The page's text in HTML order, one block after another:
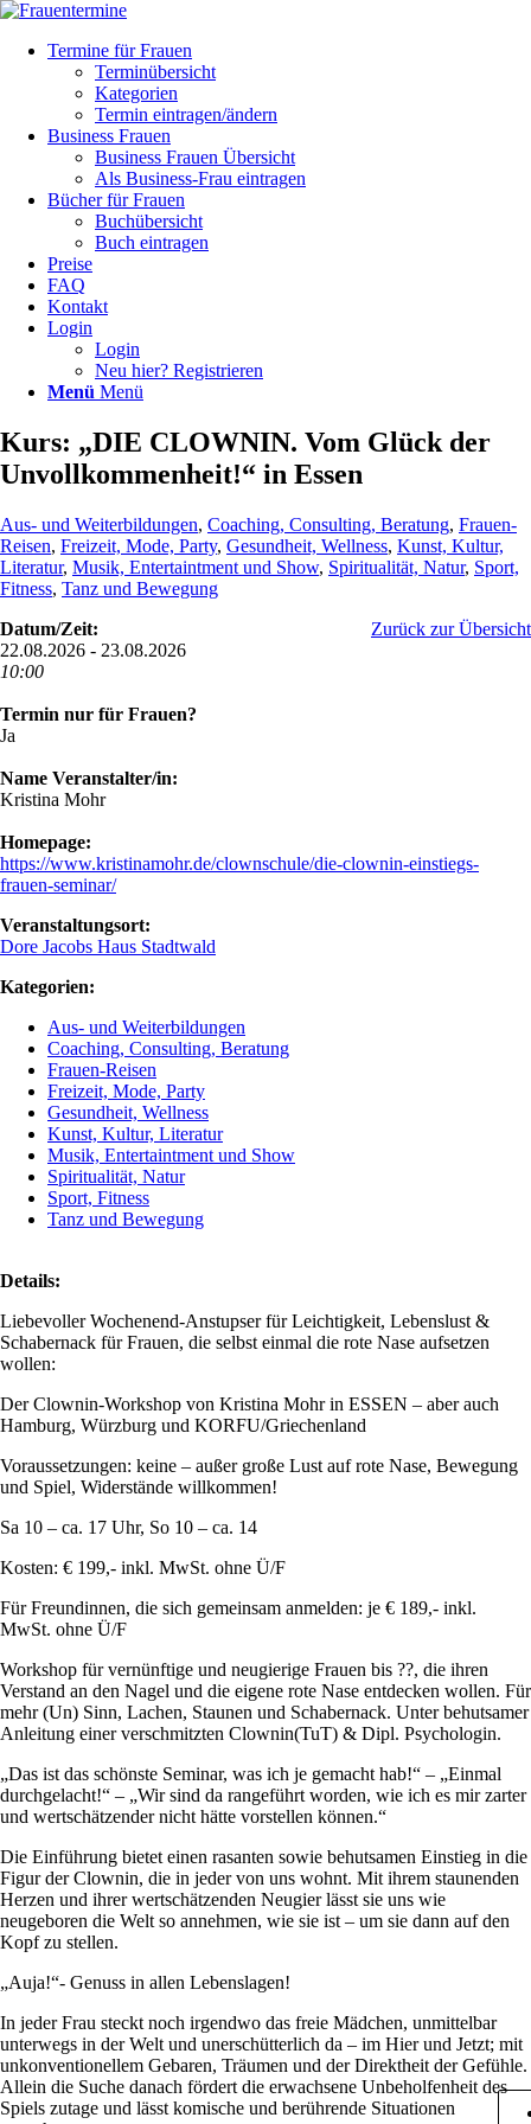
Termine für Frauen
Terminübersicht
Kategorien
Termin eintragen/ändern
Business Frauen
Business Frauen Übersicht
Als Business-Frau eintragen
Bücher für Frauen
Buchübersicht
Buch eintragen
Preise
FAQ
Kontakt
Login
Login
Neu hier? Registrieren
Menü Menü
Kurs: „DIE CLOWNIN. Vom Glück der
Unvollkommenheit!“ in Essen
Aus- und Weiterbildungen, Coaching, Consulting, Beratung, Frauen-
Reisen, Freizeit, Mode, Party, Gesundheit, Wellness, Kunst, Kultur,
Literatur, Musik, Entertaintment und Show, Spiritualität, Natur, Sport,
Fitness, Tanz und Bewegung
Zurück zur Übersicht
Datum/Zeit:
22.08.2026 - 23.08.2026
10:00
Termin nur für Frauen?
Ja
Name Veranstalter/in:
Kristina Mohr
Homepage:
https://www.kristinamohr.de/clownschule/die-clownin-einstiegs-
frauen-seminar/
Veranstaltungsort:
Dore Jacobs Haus Stadtwald
Kategorien:
Aus- und Weiterbildungen
Coaching, Consulting, Beratung
Frauen-Reisen
Freizeit, Mode, Party
Gesundheit, Wellness
Kunst, Kultur, Literatur
Musik, Entertaintment und Show
Spiritualität, Natur
Sport, Fitness
Tanz und Bewegung
Details:
Liebevoller Wochenend-Anstupser für Leichtigkeit, Lebenslust &
Schabernack für Frauen, die selbst einmal die rote Nase aufsetzen
wollen:
Der Clownin-Workshop von Kristina Mohr in ESSEN – aber auch
Hamburg, Würzburg und KORFU/Griechenland
Voraussetzungen: keine – außer große Lust auf rote Nase, Bewegung
und Spiel, Widerstände willkommen!
Sa 10 – ca. 17 Uhr, So 10 – ca. 14
Kosten: € 199,- inkl. MwSt. ohne Ü/F
Für Freundinnen, die sich gemeinsam anmelden: je € 189,- inkl.
MwSt. ohne Ü/F
Workshop für vernünftige und neugierige Frauen bis ??, die ihren
Verstand an den Nagel und die eigene rote Nase entdecken wollen. Für
mehr (Un) Sinn, Lachen, Staunen und Schabernack. Unter behutsamer
Anleitung einer verschmitzten Clownin(TuT) & Dipl. Psychologin.
„Das ist das schönste Seminar, was ich je gemacht hab!“ – „Einmal
durchgelacht!“ – „Wir sind da rangeführt worden, wie ich es mir zarter
und wertschätzender nicht hätte vorstellen können.“
Die Einführung bietet einen rasanten sowie behutsamen Einstieg in die
Figur der Clownin, die in jeder von uns wohnt. Mit ihrem staunenden
Herzen und ihrer wertschätzenden Neugier lässt sie uns wie
neugeboren die Welt so annehmen, wie sie ist – um sie dann auf den
Kopf zu stellen.
„Auja!“- Genuss in allen Lebenslagen!
In jeder Frau steckt noch irgendwo das freie Mädchen, unmittelbar
unterwegs in der Welt und unerschütterlich da – im Hier und Jetzt; mit
unkonventionellem Gebaren, Träumen und der Direktheit der Gefühle.
Allein die Suche danach fördert die erwachsene Unbeholfenheit des
Spiels zutage und lässt komische und berührende Situationen